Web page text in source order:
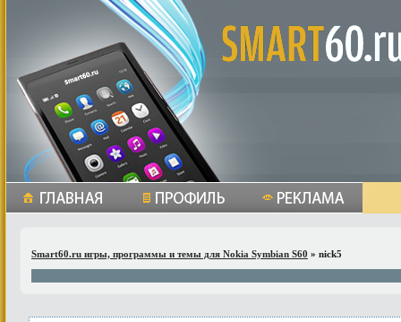
Smart60.ru игры, программы и темы для Nokia Symbian S60 » nick5